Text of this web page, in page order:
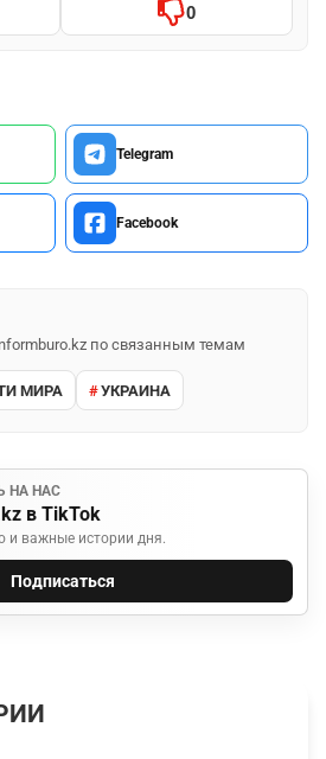
0
Telegram
Facebook
по связанным темам
МИРА УКРАИНА
НА НАС
в TikTok
и важные истории дня.
Подписаться